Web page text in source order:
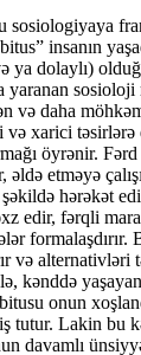
sosiologiyaya
insanın
ya dolaylı)
yaranan sosioloji
və daha
xarici təsirlərə
öyrənir.
etməyə
hərəkət
edir, fərqli
formalaşdırır.
və
kənddə
onun
tutur. Lakin bu
davamlı